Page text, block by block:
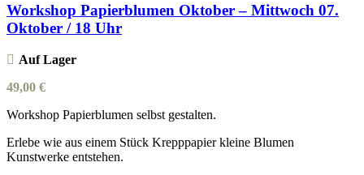
Workshop Papierblumen Oktober – Mittwoch 07.
Oktober / 18 Uhr
Auf Lager
49,00 €
Workshop Papierblumen selbst gestalten.
Erlebe wie aus einem Stück Krepppapier kleine Blumen
Kunstwerke entstehen.